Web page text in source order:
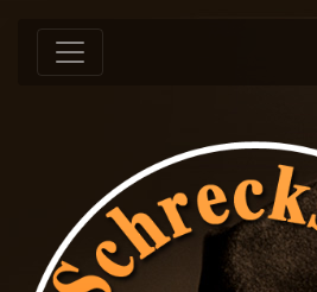
Springe zum Inhalt